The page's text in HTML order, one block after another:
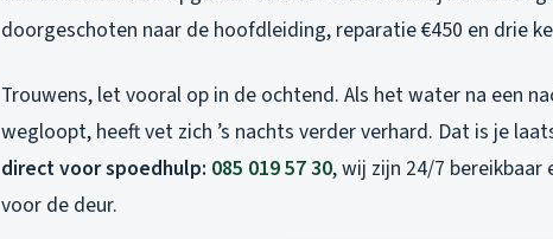
doorgeschoten naar de hoofdleiding, reparatie €450 en drie
Trouwens, let vooral op in de ochtend. Als het water na een
wegloopt, heeft vet zich ’s nachts verder verhard. Dat is je
direct voor spoedhulp: 085 019 57 30, wij zijn 24/7 bereikbaar
voor de deur.